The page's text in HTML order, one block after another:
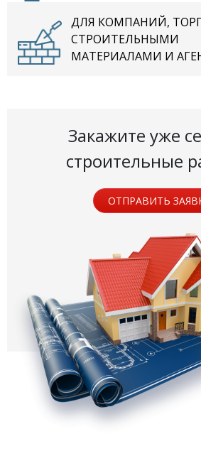
ДЛЯ КОМПАНИЙ,
СТРОИТЕЛЬНЫМИ
МАТЕРИАЛАМИ И
Закажите уже
строительные
ОТПРАВИТЬ